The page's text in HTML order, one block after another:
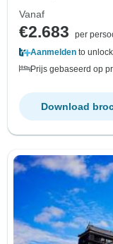
Vanaf
€2.683
per
Aanmelden to
Prijs gebaseerd op
Download